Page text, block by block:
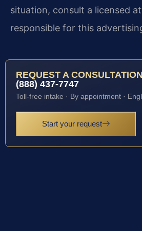
situation, consult a licensed
responsible for this
REQUEST A CONSULTATION
(888) 437-7747
Toll-free intake · By appointment ·
Start your request